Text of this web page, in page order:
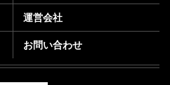
運営会社
お問い合わせ